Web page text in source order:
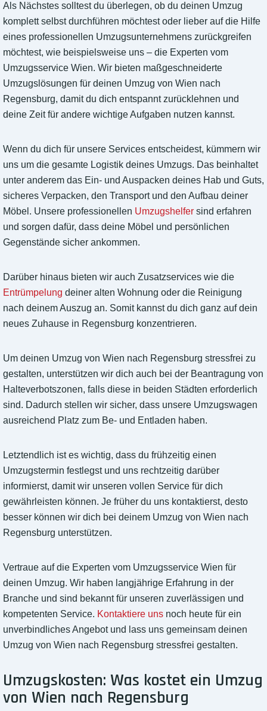
Als Nächstes solltest du überlegen, ob du deinen Umzug
komplett selbst durchführen möchtest oder lieber auf die Hilfe
eines professionellen Umzugsunternehmens zurückgreifen
möchtest, wie beispielsweise uns – die Experten vom
Umzugsservice Wien. Wir bieten maßgeschneiderte
Umzugslösungen für deinen Umzug von Wien nach
Regensburg, damit du dich entspannt zurücklehnen und
deine Zeit für andere wichtige Aufgaben nutzen kannst.
Wenn du dich für unsere Services entscheidest, kümmern wir
uns um die gesamte Logistik deines Umzugs. Das beinhaltet
unter anderem das Ein- und Auspacken deines Hab und Guts,
sicheres Verpacken, den Transport und den Aufbau deiner
Möbel. Unsere professionellen Umzugshelfer sind erfahren
und sorgen dafür, dass deine Möbel und persönlichen
Gegenstände sicher ankommen.
Darüber hinaus bieten wir auch Zusatzservices wie die
Entrümpelung deiner alten Wohnung oder die Reinigung
nach deinem Auszug an. Somit kannst du dich ganz auf dein
neues Zuhause in Regensburg konzentrieren.
Um deinen Umzug von Wien nach Regensburg stressfrei zu
gestalten, unterstützen wir dich auch bei der Beantragung von
Halteverbotszonen, falls diese in beiden Städten erforderlich
sind. Dadurch stellen wir sicher, dass unsere Umzugswagen
ausreichend Platz zum Be- und Entladen haben.
Letztendlich ist es wichtig, dass du frühzeitig einen
Umzugstermin festlegst und uns rechtzeitig darüber
informierst, damit wir unseren vollen Service für dich
gewährleisten können. Je früher du uns kontaktierst, desto
besser können wir dich bei deinem Umzug von Wien nach
Regensburg unterstützen.
Vertraue auf die Experten vom Umzugsservice Wien für
deinen Umzug. Wir haben langjährige Erfahrung in der
Branche und sind bekannt für unseren zuverlässigen und
kompetenten Service. Kontaktiere uns noch heute für ein
unverbindliches Angebot und lass uns gemeinsam deinen
Umzug von Wien nach Regensburg stressfrei gestalten.
Umzugskosten: Was kostet ein Umzug
von Wien nach Regensburg